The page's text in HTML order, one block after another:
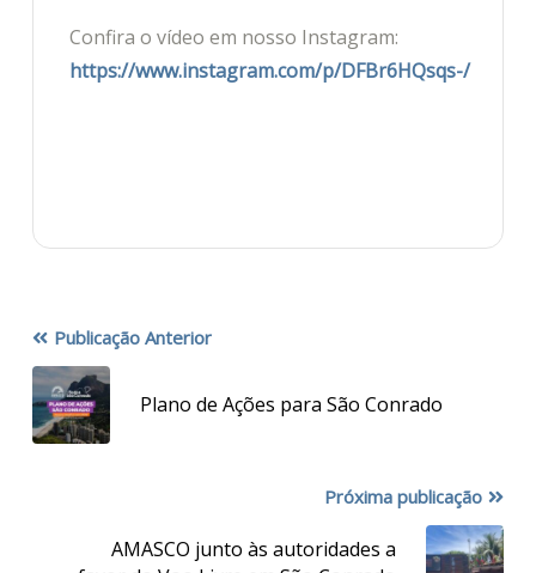
Confira o vídeo em nosso Instagram:
https://www.instagram.com/p/DFBr6HQsqs-/
Publicação Anterior
Plano de Ações para São Conrado
Próxima publicação
AMASCO junto às autoridades a